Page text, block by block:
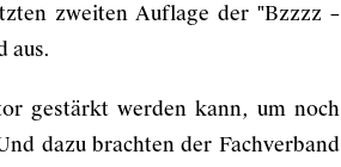
zweiten Auflage der "Bzzzz –
aus.
gestärkt werden kann, um noch
dazu brachten der Fachverband